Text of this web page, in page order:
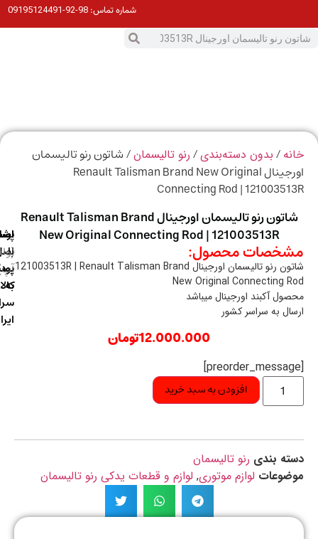
شماره تماس:98-92-09195124491
/بدون دسته‌بندی/رنو تالیسمان/ شاتون رنو تالیسمان
اورجینال Renault Talisman Brand New Original
Connecting Rod |
شاتون رنو تالیسمان اورجینال Renault Talisman Brand
New Original Connecting Rod | 121003513R
محصول:
شاتون رنو تالیسمان اورجینال 121003513R | Renault Talisman Brand
New Original Connecting
آکبند اورجینال میباشد
به سراسر کشور
12.000.000تومان
افزودن به سبد خرید
بندی رنو تالیسمان
لوازم موتوری,لوازم و قطعات یدکی رنو تالیسمان
پست
سراسر
اصالت
بودن
پشتیبانی
(واتس
آپ)